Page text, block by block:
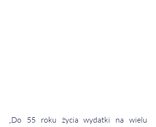
„Do 55 roku życia wydatki na wielu